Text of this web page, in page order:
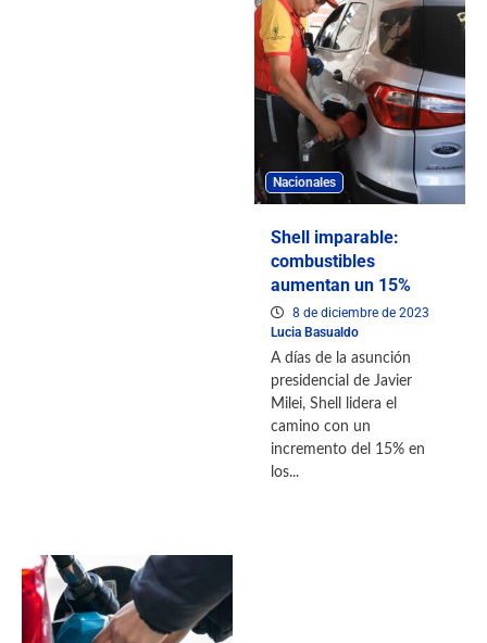
Nacionales
Shell imparable:
combustibles
aumentan un 15%
8 de diciembre de 2023
Lucia Basualdo
A días de la asunción
presidencial de Javier
Milei, Shell lidera el
camino con un
incremento del 15% en
los...